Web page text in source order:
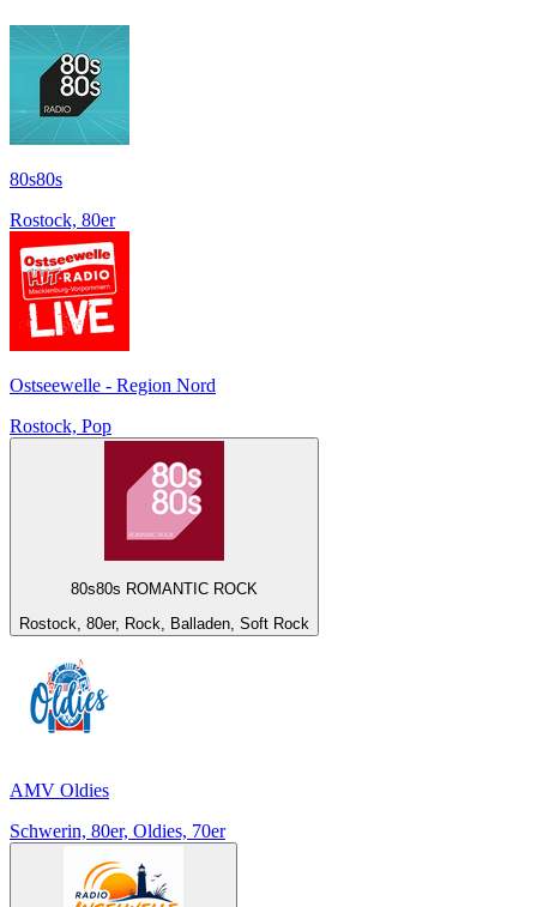
80s80s
Rostock, 80er
Ostseewelle - Region Nord
Rostock, Pop
80s80s ROMANTIC ROCK
Rostock, 80er, Rock, Balladen, Soft Rock
AMV Oldies
Schwerin, 80er, Oldies, 70er